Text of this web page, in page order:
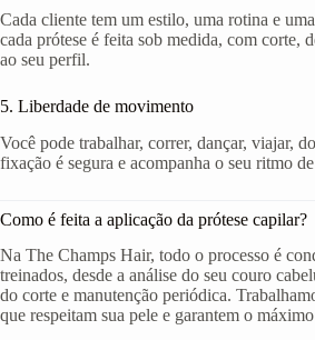
Cada cliente tem um estilo, uma rotina e
cada prótese é feita sob medida, com corte,
ao seu perfil.
5. Liberdade de movimento
Você pode trabalhar, correr, dançar, viajar,
fixação é segura e acompanha o seu ritmo
Como é feita a aplicação da prótese capilar?
Na The Champs Hair, todo o processo é
treinados, desde a análise do seu couro
do corte e manutenção periódica.
que respeitam sua pele e garantem o